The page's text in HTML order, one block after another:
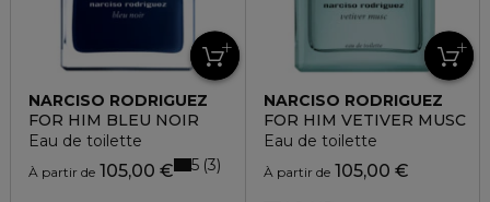
NARCISO RODRIGUEZ
FOR HIM BLEU NOIR
Eau de toilette
À partir de 105,00 € 5 3
NARCISO RODRIGUEZ
FOR HIM VETIVER MUSC
Eau de toilette
À partir de105,00 €